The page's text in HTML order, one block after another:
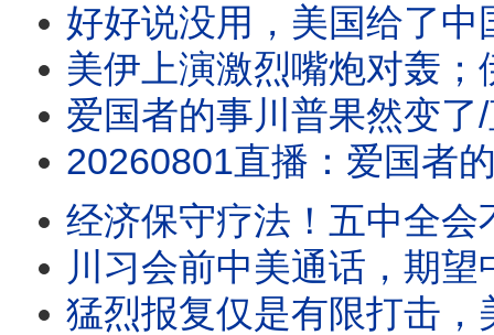
好好说没用，美国给了中国一
美伊上演激烈嘴炮对轰；伊朗宣
爱国者的事川普果然变了
20260801直播：爱国者的事川普果然变了；美伊上演激烈嘴炮对轰；伊朗宣布断海峡
经济保守疗法！五中全
川习会前中美通话，期
猛烈报复仅是有限打击，美媒：